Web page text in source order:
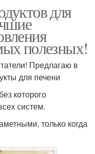
для
полезных!
Предлагаю в
для печени
которого
систем.
только когда